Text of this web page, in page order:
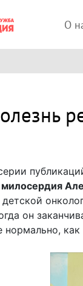
О
милосердия
детской
он
нормально, как